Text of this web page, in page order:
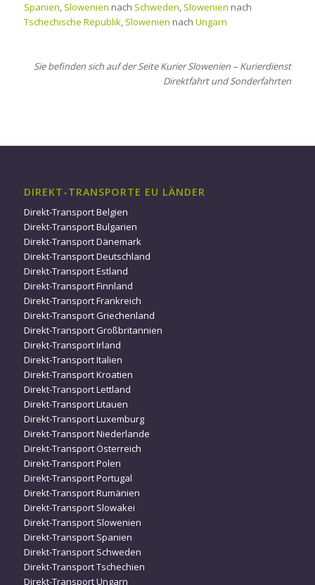
Spanien, Slowenien nach Schweden, Slowenien nach
Tschechische Republik, Slowenien nach Ungarn
Sie befinden sich auf der Seite Kurier Slowenien – Kurierdienst
Direktfahrt und Sonderfahrten
DIREKT-TRANSPORTE EU LÄNDER
Direkt-Transport Belgien
Direkt-Transport Bulgarien
Direkt-Transport Dänemark
Direkt-Transport Deutschland
Direkt-Transport Estland
Direkt-Transport Finnland
Direkt-Transport Frankreich
Direkt-Transport Griechenland
Direkt-Transport Großbritannien
Direkt-Transport Irland
Direkt-Transport Italien
Direkt-Transport Kroatien
Direkt-Transport Lettland
Direkt-Transport Litauen
Direkt-Transport Luxemburg
Direkt-Transport Niederlande
Direkt-Transport Österreich
Direkt-Transport Polen
Direkt-Transport Portugal
Direkt-Transport Rumänien
Direkt-Transport Slowakei
Direkt-Transport Slowenien
Direkt-Transport Spanien
Direkt-Transport Schweden
Direkt-Transport Tschechien
Direkt-Transport Ungarn